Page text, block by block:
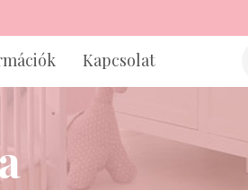
Kapcsolat